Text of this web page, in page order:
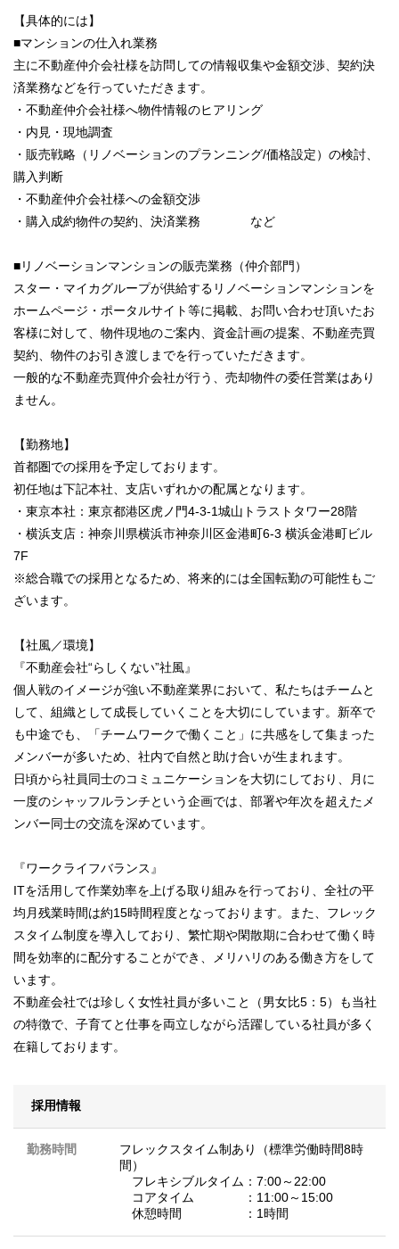
【具体的には】
■マンションの仕入れ業務
主に不動産仲介会社様を訪問しての情報収集や金額交渉、契約決
済業務などを行っていただきます。
・不動産仲介会社様へ物件情報のヒアリング
・内見・現地調査
・販売戦略（リノベーションのプランニング/価格設定）の検討、
購入判断
・不動産仲介会社様への金額交渉
・購入成約物件の契約、決済業務 など
■リノベーションマンションの販売業務（仲介部門）
スター・マイカグループが供給するリノベーションマンションを
ホームページ・ポータルサイト等に掲載、お問い合わせ頂いたお
客様に対して、物件現地のご案内、資金計画の提案、不動産売買
契約、物件のお引き渡しまでを行っていただきます。
一般的な不動産売買仲介会社が行う、売却物件の委任営業はあり
ません。
【勤務地】
首都圏での採用を予定しております。
初任地は下記本社、支店いずれかの配属となります。
・東京本社：東京都港区虎ノ門4-3-1城山トラストタワー28階
・横浜支店：神奈川県横浜市神奈川区金港町6-3 横浜金港町ビル
7F
※総合職での採用となるため、将来的には全国転勤の可能性もご
ざいます。
【社風／環境】
『不動産会社“らしくない”社風』
個人戦のイメージが強い不動産業界において、私たちはチームと
して、組織として成長していくことを大切にしています。新卒で
も中途でも、「チームワークで働くこと」に共感をして集まった
メンバーが多いため、社内で自然と助け合いが生まれます。
日頃から社員同士のコミュニケーションを大切にしており、月に
一度のシャッフルランチという企画では、部署や年次を超えたメ
ンバー同士の交流を深めています。
『ワークライフバランス』
ITを活用して作業効率を上げる取り組みを行っており、全社の平
均月残業時間は約15時間程度となっております。また、フレック
スタイム制度を導入しており、繁忙期や閑散期に合わせて働く時
間を効率的に配分することができ、メリハリのある働き方をして
います。
不動産会社では珍しく女性社員が多いこと（男女比5：5）も当社
の特徴で、子育てと仕事を両立しながら活躍している社員が多く
在籍しております。
採用情報
勤務時間
フレックスタイム制あり（標準労働時間8時
間）
フレキシブルタイム：7:00～22:00
コアタイム ：11:00～15:00
休憩時間 ：1時間